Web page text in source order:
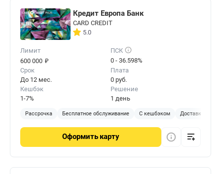
Кредит Европа Банк
CARD CREDIT
5.0
Лимит
600 000 ₽
ПСК
0 - 36.598%
Срок
До 12 мес.
Плата
0 руб.
Кешбэк
1-7%
Решение
1 день
Рассрочка Бесплатное обслуживание С кешбэком Доставка на
Оформить карту